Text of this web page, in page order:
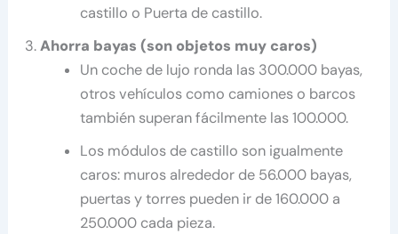
castillo o Puerta de castillo.​
Ahorra bayas (son objetos muy caros)
Un coche de lujo ronda las 300.000 bayas,
otros vehículos como camiones o barcos
también superan fácilmente las 100.000.​
Los módulos de castillo son igualmente
caros: muros alrededor de 56.000 bayas,
puertas y torres pueden ir de 160.000 a
250.000 cada pieza.